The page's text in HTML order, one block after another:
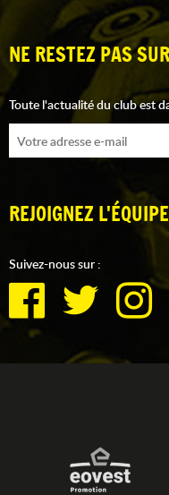
NE RESTEZ PAS
Toute l'actualité du club est
REJOIGNEZ L'ÉQUIPE
Suivez-nous sur :